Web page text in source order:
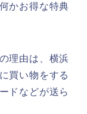
かお得な特典
理由は、横浜
買い物をする
ドなどが送ら